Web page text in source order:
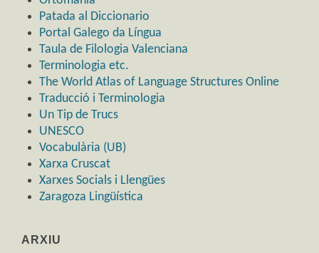
Patada al Diccionario
Portal Galego da Língua
Taula de Filologia Valenciana
Terminologia etc.
The World Atlas of Language Structures Online
Traducció i Terminologia
Un Tip de Trucs
UNESCO
Vocabulària (UB)
Xarxa Cruscat
Xarxes Socials i Llengües
Zaragoza Lingüística
ARXIU